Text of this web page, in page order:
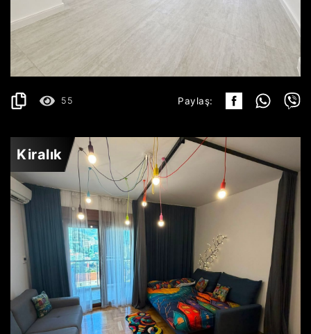
AYRINTILAR
55 Paylaş:
Kiralık
BEČIĆI